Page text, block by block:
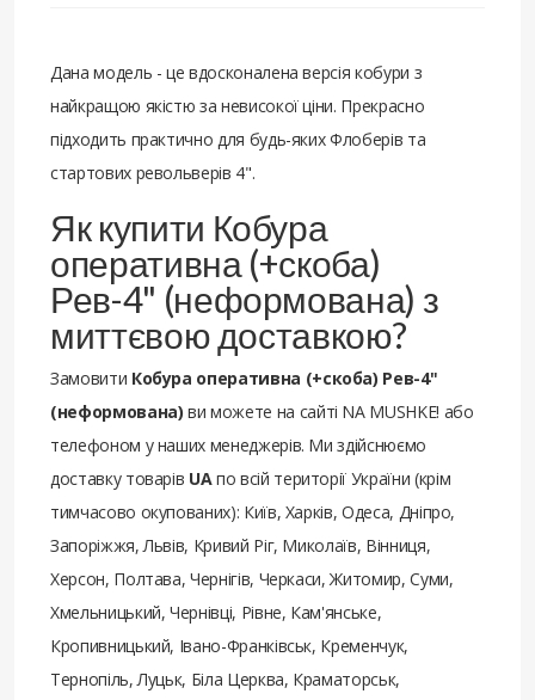
Дана модель - це вдосконалена версія кобури з
найкращою якістю за невисокої ціни. Прекрасно
підходить практично для будь-яких Флоберів та
стартових револьверів 4".
Як купити Кобура
оперативна (+скоба)
Рев-4" (неформована) з
миттєвою доставкою?
Замовити Кобура оперативна (+скоба) Рев-4"
(неформована) ви можете на сайті NA MUSHKE! або
телефоном у наших менеджерів. Ми здійснюємо
доставку товарів UAпо всій території України (крім
тимчасово окупованих): Київ, Харків, Одеса, Дніпро,
Запоріжжя, Львів, Кривий Ріг, Миколаїв, Вінниця,
Херсон, Полтава, Чернігів, Черкаси, Житомир, Суми,
Хмельницький, Чернівці, Рівне, Кам'янське,
Кропивницький, Івано-Франківськ, Кременчук,
Тернопіль, Луцьк, Біла Церква, Краматорськ,